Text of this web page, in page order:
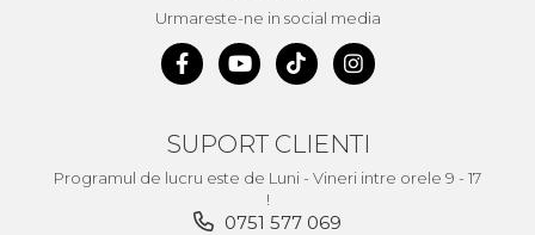
Nicovala fierarie
Protectia Muncii
Urmareste-ne in social media
SUPORT CLIENTI
Programul de lucru este de Luni - Vineri intre orele 9 - 17
!
0751 577 069